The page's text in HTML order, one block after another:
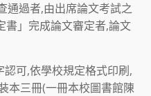
通過者,由出席論文考試之
書」完成論文審定者,論文
可,依學校規定格式印刷,
本三冊(一冊本校圖書館陳